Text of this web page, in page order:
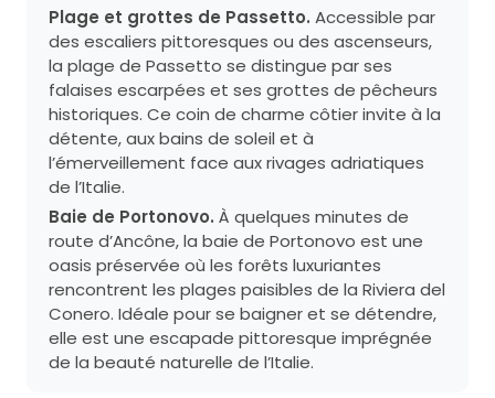
Plage et grottes de Passetto. Accessible par
des escaliers pittoresques ou des ascenseurs,
la plage de Passetto se distingue par ses
falaises escarpées et ses grottes de pêcheurs
historiques. Ce coin de charme côtier invite à la
détente, aux bains de soleil et à
l’émerveillement face aux rivages adriatiques
de l’Italie.
Baie de Portonovo. À quelques minutes de
route d’Ancône, la baie de Portonovo est une
oasis préservée où les forêts luxuriantes
rencontrent les plages paisibles de la Riviera del
Conero. Idéale pour se baigner et se détendre,
elle est une escapade pittoresque imprégnée
de la beauté naturelle de l’Italie.